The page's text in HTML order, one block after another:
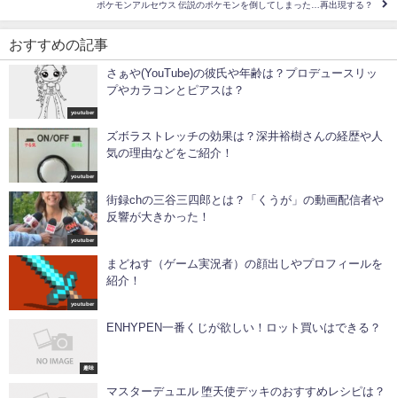
ポケモンアルセウス 伝説のポケモンを倒してしまった…再出現する？
おすすめの記事
youtuber
さぁや(YouTube)の彼氏や年齢は？プロデュースリッ
プやカラコンとピアスは？
youtuber
ズボラストレッチの効果は？深井裕樹さんの経歴や人
気の理由などをご紹介！
youtuber
街録chの三谷三四郎とは？「くうが」の動画配信者や
反響が大きかった！
youtuber
まどねす（ゲーム実況者）の顔出しやプロフィールを
紹介！
趣味
ENHYPEN一番くじが欲しい！ロット買いはできる？
マスターデュエル 堕天使デッキのおすすめレシピは？